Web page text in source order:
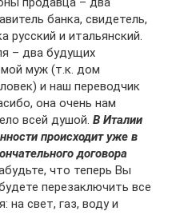
банка, свидетель,
и итальянский.
– два будущих
мой муж (т.к. дом
и наш переводчик
она очень нам
всей душой. В Италии
происходит уже в
договора
что теперь Вы
перезаключить все
на свет, газ, воду и